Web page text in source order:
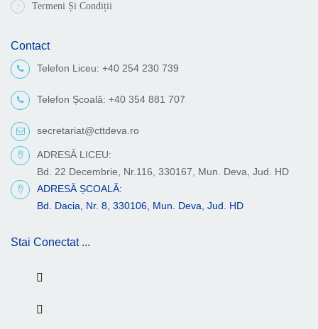
Termeni Și Condiții
Contact
Telefon Liceu: +40 254 230 739
Telefon Școală: +40 354 881 707
secretariat@cttdeva.ro
ADRESĂ LICEU:
Bd. 22 Decembrie, Nr.116, 330167, Mun. Deva, Jud. HD
ADRESĂ ȘCOALĂ:
Bd. Dacia, Nr. 8, 330106, Mun. Deva, Jud. HD
Stai Conectat ...